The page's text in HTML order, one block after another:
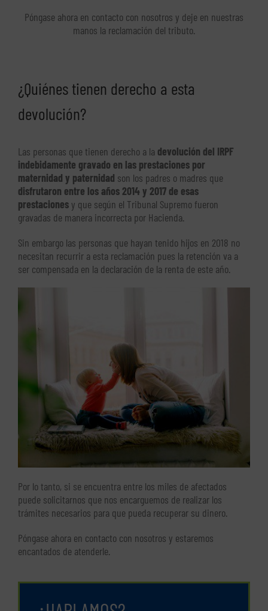
Póngase ahora en contacto con nosotros y deje en nuestras
manos la reclamación del tributo.
¿Quiénes tienen derecho a esta
devolución?
Las personas que tienen derecho a la devolución del IRPF
indebidamente gravado en las prestaciones por
maternidad y paternidad son los padres o madres que
disfrutaron entre los años 2014 y 2017 de esas
prestaciones y que según el Tribunal Supremo fueron
gravadas de manera incorrecta por Hacienda.
Sin embargo las personas que hayan tenido hijos en 2018 no
necesitan recurrir a esta reclamación pues la retención va a
ser compensada en la declaración de la renta de este año.
Por lo tanto, si se encuentra entre los miles de afectados
puede solicitarnos que nos encarguemos de realizar los
trámites necesarios para que pueda recuperar su dinero.
Póngase ahora en contacto con nosotros y estaremos
encantados de atenderle.